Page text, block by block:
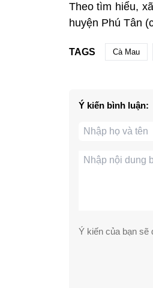
Theo tìm hiểu,
huyện Phú Tân
TAGS Cà Mau
Ý kiến bình luận:
Ý kiến của bạn sẽ